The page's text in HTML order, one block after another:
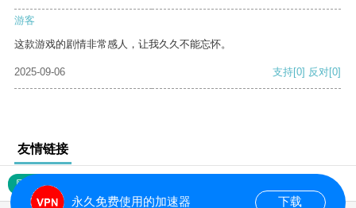
游客
这款游戏的剧情非常感人，让我久久不能忘怀。
2025-09-06 支持[0] 反对[0]
友情链接
网站地图
永久免费使用的加速器 下载